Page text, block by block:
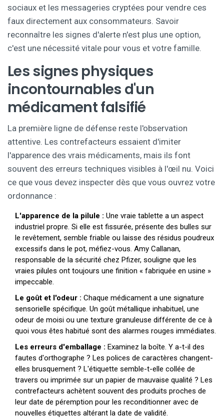
sociaux et les messageries cryptées pour vendre ces
faux directement aux consommateurs. Savoir
reconnaître les signes d'alerte n'est plus une option,
c'est une nécessité vitale pour vous et votre famille.
Les signes physiques
incontournables d'un
médicament falsifié
La première ligne de défense reste l'observation
attentive. Les contrefacteurs essaient d'imiter
l'apparence des vrais médicaments, mais ils font
souvent des erreurs techniques visibles à l'œil nu. Voici
ce que vous devez inspecter dès que vous ouvrez votre
ordonnance :
L'apparence de la pilule : Une vraie tablette a un aspect
industriel propre. Si elle est fissurée, présente des bulles sur
le revêtement, semble friable ou laisse des résidus poudreux
excessifs dans le pot, méfiez-vous. Amy Callanan,
responsable de la sécurité chez Pfizer, souligne que les
vraies pilules ont toujours une finition « fabriquée en usine »
impeccable.
Le goût et l'odeur : Chaque médicament a une signature
sensorielle spécifique. Un goût métallique inhabituel, une
odeur de moisi ou une texture granuleuse différente de ce à
quoi vous êtes habitué sont des alarmes rouges immédiates.
Les erreurs d'emballage : Examinez la boîte. Y a-t-il des
fautes d'orthographe ? Les polices de caractères changent-
elles brusquement ? L'étiquette semble-t-elle collée de
travers ou imprimée sur un papier de mauvaise qualité ? Les
contrefacteurs achètent souvent des produits proches de
leur date de péremption pour les reconditionner avec de
nouvelles étiquettes altérant la date de validité.